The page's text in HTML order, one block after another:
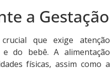
a Gestação
que exige atenção
do bebê. A alimentação
físicas, assim como a